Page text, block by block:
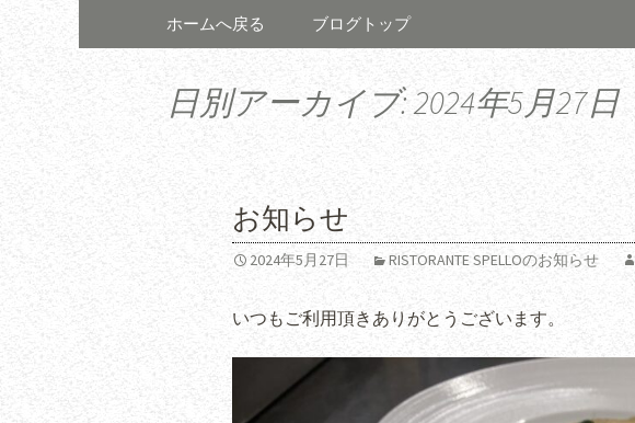
コンテンツへ移動
ホームへ戻る ブログトップ
日別アーカイブ: 2024年5月27日
お知らせ
2024年5月27日 RISTORANTE SPELLOのお知らせ
いつもご利用頂きありがとうございます。